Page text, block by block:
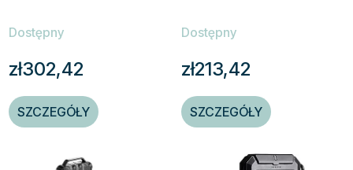
Dostępny
zł302,42
SZCZEGÓŁY
Dostępny
zł213,42
SZCZEGÓŁY